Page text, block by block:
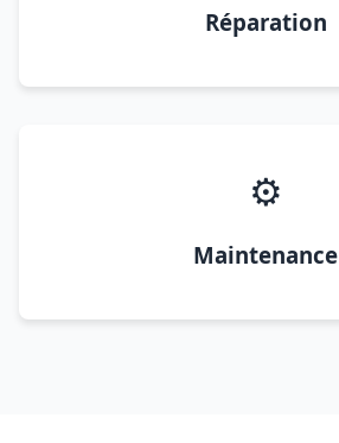
Réparation
⚙️
Maintenance